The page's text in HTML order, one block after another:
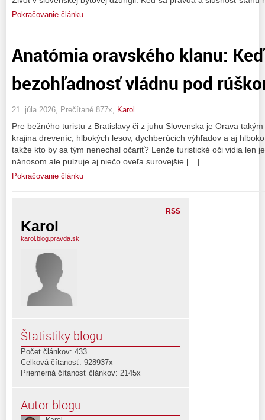
Pokračovanie článku
Anatómia oravského klanu:
bezohľadnosť vládnu pod
21. júla 2026, Prečítané 877x, Karol
Pre bežného turistu z Bratislavy či z juhu Slovenska je Orava
krajina dreveníc, hlbokých lesov, dychberúcich výhľadov a aj
takže kto by sa tým nenechal očariť? Lenže turistické oči vidia len
nánosom ale pulzuje aj niečo oveľa surovejšie […]
Pokračovanie článku
RSS
Karol
karol.blog.pravda.sk
Štatistiky blogu
Počet článkov: 433
Celková čítanosť: 928937x
Priemerná čítanosť článkov: 2145x
Autor blogu